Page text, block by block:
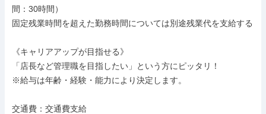
間：30時間）
固定残業時間を超えた勤務時間については別途残業代を支給する
《キャリアアップが目指せる》
「店長など管理職を目指したい」という方にピッタリ！
※給与は年齢・経験・能力により決定します。
交通費：交通費支給